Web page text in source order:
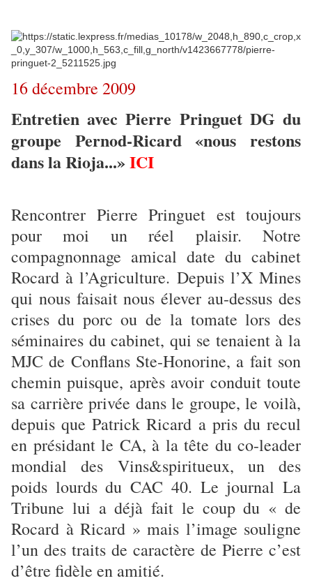
16 décembre 2009
Entretien avec Pierre Pringuet DG du
groupe Pernod-Ricard «nous restons
dans la Rioja...»ICI
Rencontrer Pierre Pringuet est toujours
pour moi un réel plaisir. Notre
compagnonnage amical date du cabinet
Rocard à l’Agriculture. Depuis l’X Mines
qui nous faisait nous élever au-dessus des
crises du porc ou de la tomate lors des
séminaires du cabinet, qui se tenaient à la
MJC de Conflans Ste-Honorine, a fait son
chemin puisque, après avoir conduit toute
sa carrière privée dans le groupe, le voilà,
depuis que Patrick Ricard a pris du recul
en présidant le CA, à la tête du co-leader
mondial des Vins&spiritueux, un des
poids lourds du CAC 40. Le journal La
Tribune lui a déjà fait le coup du « de
Rocard à Ricard » mais l’image souligne
l’un des traits de caractère de Pierre c’est
d’être fidèle en amitié.